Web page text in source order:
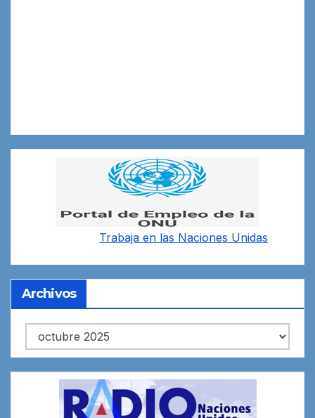
Trabaja en las Naciones Unidas
Archivos
Archivos